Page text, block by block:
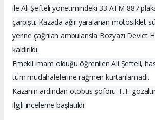
ile Ali Şefteli yönetimindeki 33 ATM 887
çarpıştı. Kazada ağır yaralanan motosiklet
yerine çağrılan ambulansla Bozyazı Devlet
kaldırıldı.
Emekli imam olduğu öğrenilen Ali Şefteli,
tüm müdahalelerine rağmen kurtarılamadı.
Kazanın ardından otobüs şoförü T.T.
ilgili inceleme başlatıldı.